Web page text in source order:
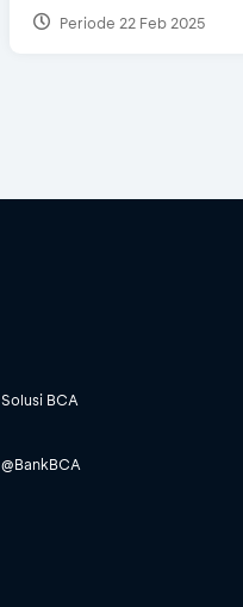
Periode 22 Feb 2025
Solusi BCA
@BankBCA